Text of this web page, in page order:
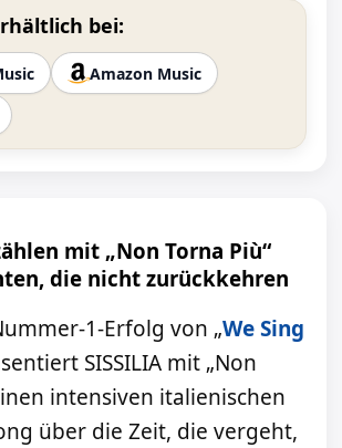
bei:
Amazon Music
mit „Non Torna Più“
die nicht zurückkehren
1-Erfolg von „We Sing
SISSILIA mit „Non
intensiven italienischen
über die Zeit, die vergeht,